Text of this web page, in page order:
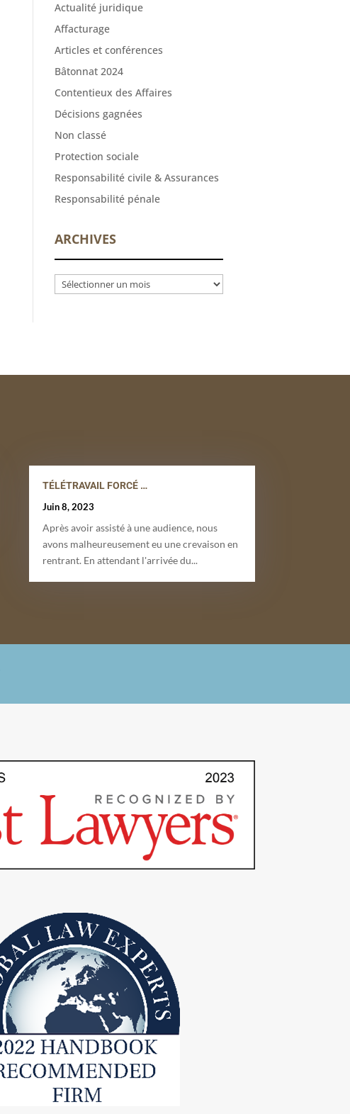
Actualité juridique
Affacturage
Articles et conférences
Bâtonnat 2024
Contentieux des Affaires
Décisions gagnées
Non classé
Protection sociale
Responsabilité civile & Assurances
Responsabilité pénale
ARCHIVES
Archives
TÉLÉTRAVAIL FORCÉ …
Juin 8, 2023
Après avoir assisté à une audience, nous
avons malheureusement eu une crevaison en
rentrant. En attendant l'arrivée du...